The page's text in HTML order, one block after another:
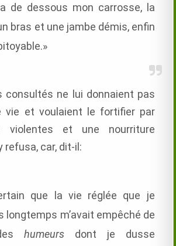
de dessous mon carrosse, la
bras et une jambe démis, enfin
consultés ne lui donnaient pas
vie et voulaient le fortifier par
violentes et une nourriture
refusa, car, dit-il:
que la vie réglée que je
longtemps m’avait empêché de
humeurs dont je dusse